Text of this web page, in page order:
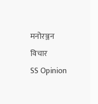
मनोरञ्जन
विचार
SS Opinion